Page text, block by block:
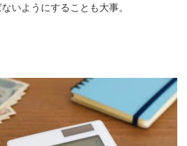
いようにすることも大事。